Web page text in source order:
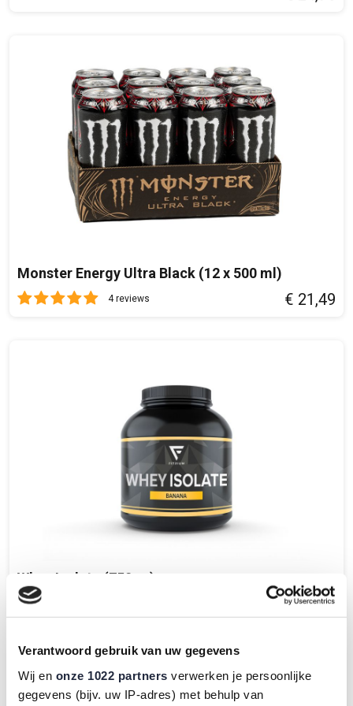
Verantwoord gebruik van uw gegevens
Wij en onze 1022 partners verwerken je persoonlijke
gegevens (bijv. uw IP-adres) met behulp van
Monster Energy Ultra Black (12 x 500 ml)
4 reviews € 21,49
Whey Isolate (750 gr)
€ 29,95